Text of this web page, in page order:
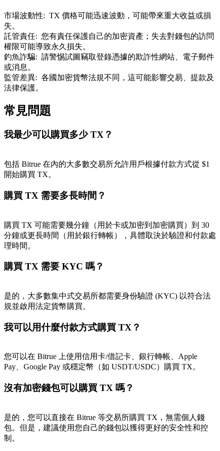
市場波動性: TX 價格可能迅速波動，可能帶來重大收益或損
失。
託管責任: 您有責任保護自己的加密資產；失去對錢包的訪問
權限可能導致永久損失。
釣魚詐騙: 請警惕試圖竊取登錄憑據的欺詐性網站、電子郵件
或消息。
監管差異: 各國加密貨幣法規不同，這可能影響交易、提款及
法律保護。
常見問題
我最少可以購買多少 TX？
包括 Bitrue 在內的大多數交易所允許用戶根據付款方式從 $1
開始購買 TX。
購買 TX 需要多長時間？
購買 TX 可能需要幾分鐘（用於卡或加密到加密購買）到 30
分鐘或更長時間（用於銀行轉帳），具體取決於驗證和付款處
理時間。
購買 TX 需要 KYC 嗎？
是的，大多數集中式交易所都需要身份驗證 (KYC) 以符合法
規並啟用法定貨幣購買。
我可以用什麼付款方式購買 TX？
您可以在 Bitrue 上使用信用卡/借記卡、銀行轉帳、Apple
Pay、Google Pay 或穩定幣（如 USDT/USDC）購買 TX。
沒有加密錢包可以購買 TX 嗎？
是的，您可以直接在 Bitrue 等交易所購買 TX，無需個人錢
包。但是，建議使用您自己的錢包以獲得更好的安全性和控
制。